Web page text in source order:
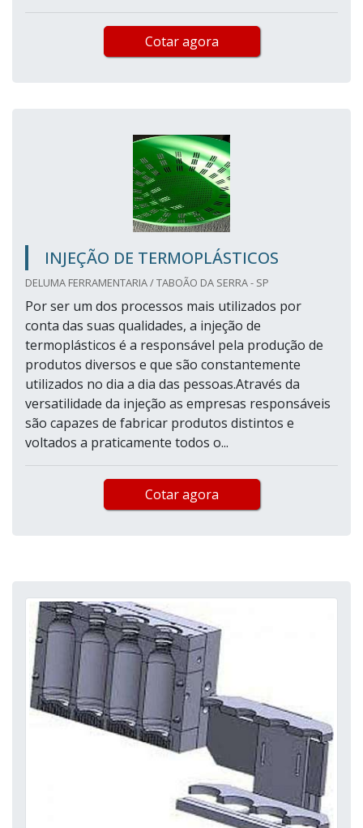
Cotar agora
INJEÇÃO DE TERMOPLÁSTICOS
DELUMA FERRAMENTARIA / TABOÃO DA SERRA - SP
Por ser um dos processos mais utilizados por
conta das suas qualidades, a injeção de
termoplásticos é a responsável pela produção de
produtos diversos e que são constantemente
utilizados no dia a dia das pessoas.Através da
versatilidade da injeção as empresas responsáveis
são capazes de fabricar produtos distintos e
voltados a praticamente todos o...
Cotar agora